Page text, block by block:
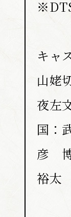
キャ
山姥
夜左
国：
彦
裕太